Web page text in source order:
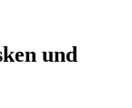
und